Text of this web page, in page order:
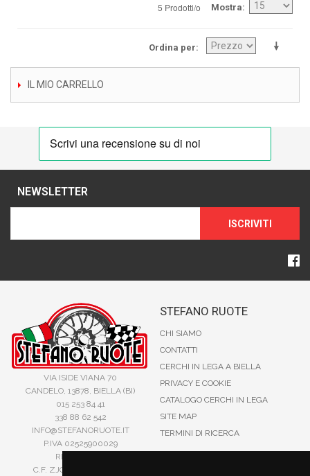
5 Prodotti/o Mostra
Ordina per
IL MIO CARRELLO
NEWSLETTER
ISCRIVITI
VIA ISIDE VIANA 70
CANDELO, 13878, BIELLA (BI)
015 253 84 41
338 88 62 542
INFO@STEFANORUOTE.IT
P.IVA 02525900029
REA BI193453
C.F. ZJOSFN73H14A859X
STEFANO RUOTE
CHI SIAMO
CONTATTI
CERCHI IN LEGA A BIELLA
PRIVACY E COOKIE
CATALOGO CERCHI IN LEGA
SITE MAP
TERMINI DI RICERCA